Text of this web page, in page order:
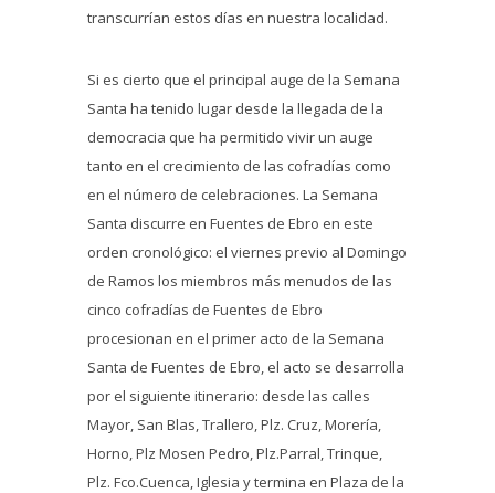
transcurrían estos días en nuestra localidad.
Si es cierto que el principal auge de la Semana
Santa ha tenido lugar desde la llegada de la
democracia que ha permitido vivir un auge
tanto en el crecimiento de las cofradías como
en el número de celebraciones. La Semana
Santa discurre en Fuentes de Ebro en este
orden cronológico: el viernes previo al Domingo
de Ramos los miembros más menudos de las
cinco cofradías de Fuentes de Ebro
procesionan en el primer acto de la Semana
Santa de Fuentes de Ebro, el acto se desarrolla
por el siguiente itinerario: desde las calles
Mayor, San Blas, Trallero, Plz. Cruz, Morería,
Horno, Plz Mosen Pedro, Plz.Parral, Trinque,
Plz. Fco.Cuenca, Iglesia y termina en Plaza de la